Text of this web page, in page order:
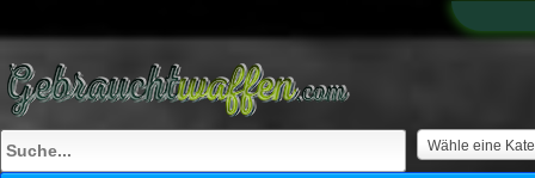
sell
What
to
buy
Stuff
Wähle eine